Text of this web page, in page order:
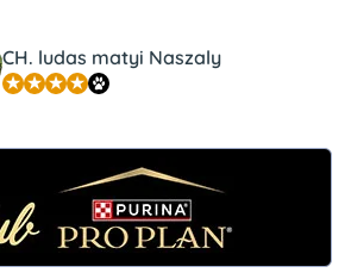
CH. ludas matyi Naszaly